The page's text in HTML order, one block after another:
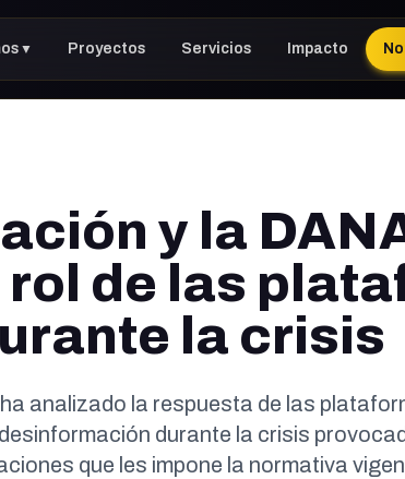
▼ Proyectos Servicios Impacto
y la
rol de las
la crisis
analizado la respuesta de las
durante la crisis
que les impone la normativa